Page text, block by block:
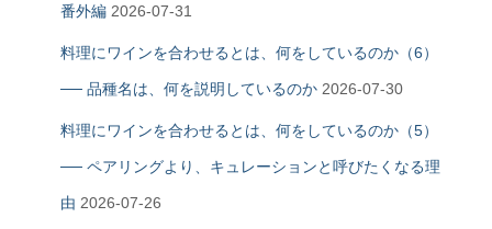
番外編 2026-07-31
料理にワインを合わせるとは、何をしているのか（6）
── 品種名は、何を説明しているのか 2026-07-30
料理にワインを合わせるとは、何をしているのか（5）
── ペアリングより、キュレーションと呼びたくなる理
由 2026-07-26